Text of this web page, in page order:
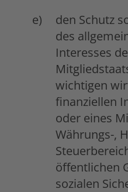
den Schutz
des
Interesses
wichtigen
finanziellen
oder eines
Währungs-,
öffentlichen
sozialen